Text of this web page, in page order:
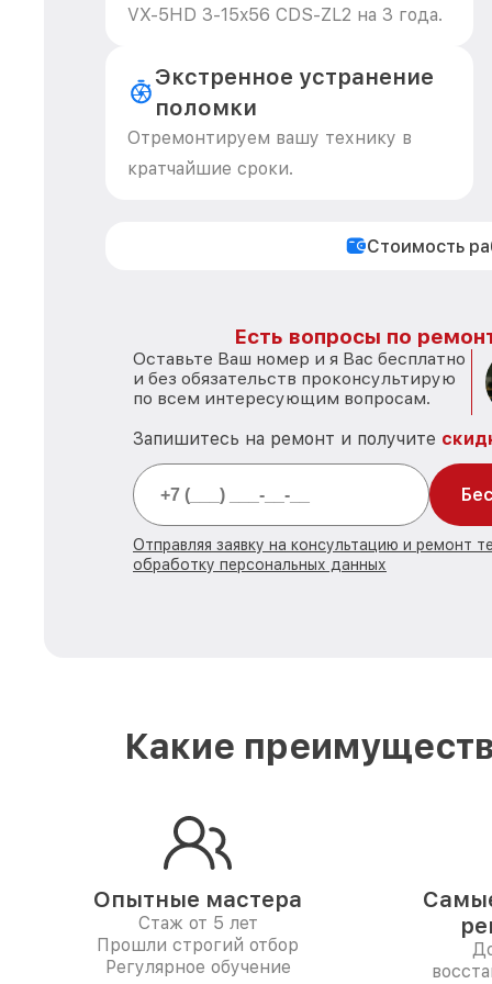
VX-5HD 3-15x56 CDS-ZL2 на 3 года.
Экстренное устранение
поломки
Отремонтируем вашу технику в
кратчайшие сроки.
Стоимость
Есть вопросы по
Оставьте Ваш номер и я Вас бесплатно
и без обязательств проконсультирую
по всем интересующим вопросам.
Запишитесь на ремонт и получите
Отправляя заявку на консультацию и ремонт
обработку персональных данных
Какие
Опытные мастера
Стаж от 5 лет
Прошли строгий отбор
Регулярное обучение